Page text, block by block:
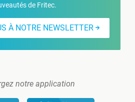
de Fritec.
À NOTRE NEWSLETTER
notre application